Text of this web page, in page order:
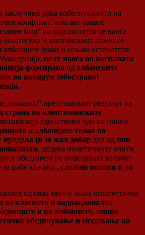
дека избегнувањето на
конфликт, или ако сакате
мир“ во која состојба се наоѓа
општество и вистинскиот соживот
(како и секако останатите
не се наоѓа во насилната
форсирана од албанските
во навидум (обострано)
претставуваат резултат на
страна на клептоманските
која единствено оди во нивна
и албанците тонат во
(и за жал добар дел од нив
, додека политичките елити
и обединето го поделуваат колачот
за џабе кажано „сложни попови и во
од оваа многу лоша општествена
во класното и наднационално
и на албанците, нивно
обединување и создавање на